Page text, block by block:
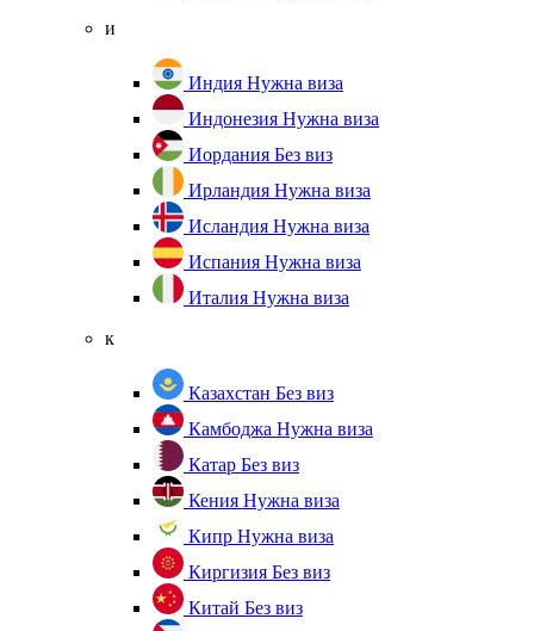
и
Индия Нужна виза
Индонезия Нужна виза
Иордания Без виз
Ирландия Нужна виза
Исландия Нужна виза
Испания Нужна виза
Италия Нужна виза
к
Казахстан Без виз
Камбоджа Нужна виза
Катар Без виз
Кения Нужна виза
Кипр Нужна виза
Киргизия Без виз
Китай Без виз